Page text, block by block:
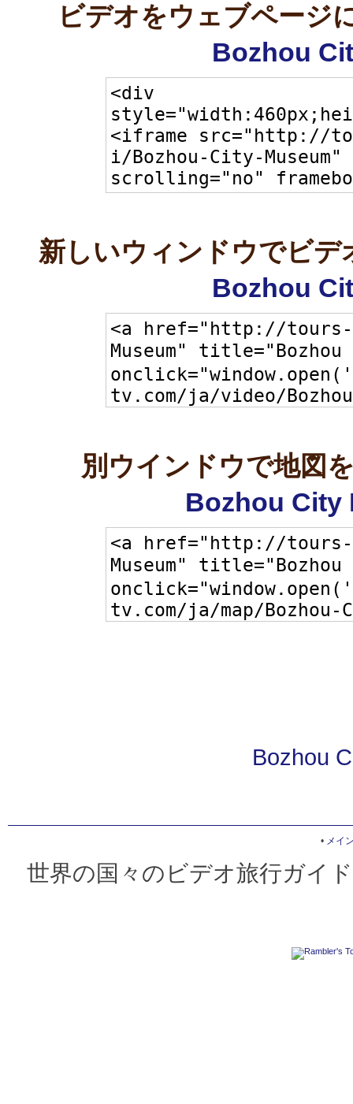
ビデオをウェブページ
Bozhou
新しいウィンドウでビ
Bozhou
別ウインドウで地図
Bozhou City
Bozhou
• メイ
世界の国々のビデオ旅行ガイ